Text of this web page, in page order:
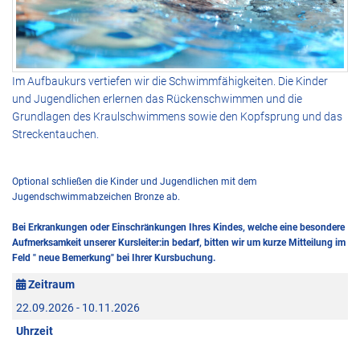
Im Aufbaukurs vertiefen wir die Schwimmfähigkeiten. Die Kinder
und Jugendlichen erlernen das Rückenschwimmen und die
Grundlagen des Kraulschwimmens sowie den Kopfsprung und das
Streckentauchen.
Optional schließen die Kinder und Jugendlichen mit dem
Jugendschwimmabzeichen Bronze ab.
Bei Erkrankungen oder Einschränkungen Ihres Kindes, welche eine besondere
Aufmerksamkeit unserer Kursleiter:in bedarf, bitten wir um kurze Mitteilung im
Feld " neue Bemerkung" bei Ihrer Kursbuchung.
Zeitraum
22.09.2026 - 10.11.2026
Uhrzeit